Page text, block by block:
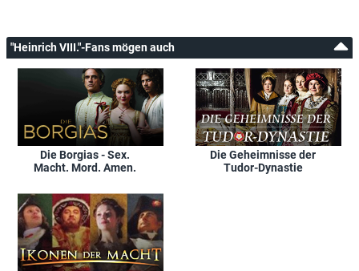
"Heinrich VIII."-Fans mögen auch
Die Borgias - Sex.
Macht. Mord. Amen.
Die Geheimnisse der
Tudor-Dynastie